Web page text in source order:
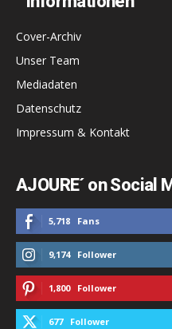
Cover-Archiv
Unser Team
Mediadaten
Datenschutz
Impressum & Kontakt
AJOURE´ on Social
5,718 Fans
9,174 Follower
1,800 Follower
677 Follower